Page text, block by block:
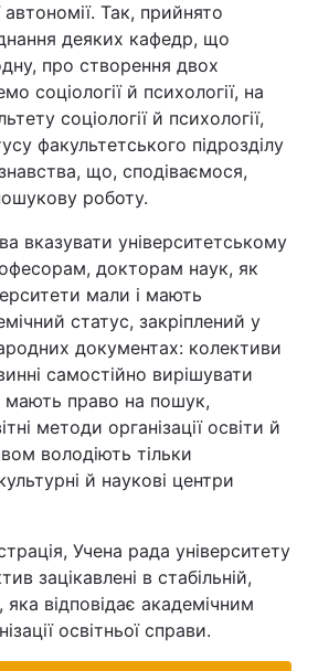
автономії. Так, прийнято
деяких кафедр, що
про створення двох
соціології й психології, на
соціології й психології,
факультетського підрозділу
що, сподіваємося,
роботу.
вказувати університетському
докторам наук, як
мали і мають
статус, закріплений у
документах: колективи
самостійно вирішувати
право на пошук,
методи організації освіти й
володіють тільки
й наукові центри
Учена рада університету
зацікавлені в стабільній,
яка відповідає академічним
освітньої справи.